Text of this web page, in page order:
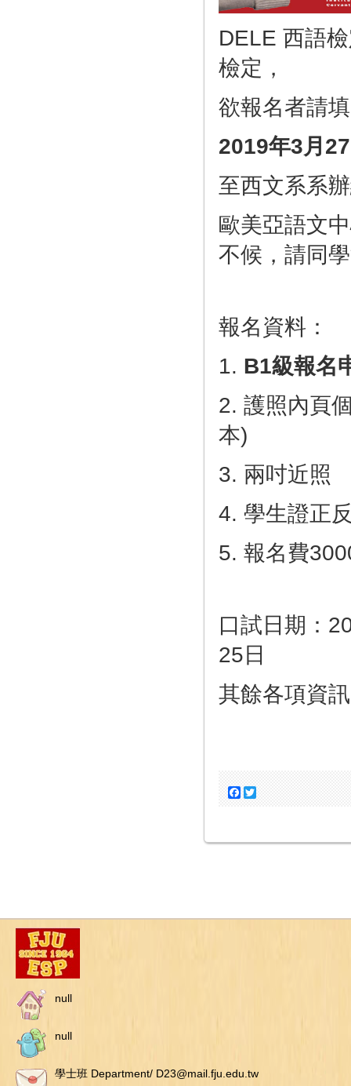
DELE 西語
檢定，
欲報名者請
2019年3月
至西文系系
歐美亞語文
不候，請同
報名資料：
1. B1級報名
2. 護照內頁
本)
3. 兩吋近照
4. 學生證正
5. 報名費
口試日期：
25日
其餘各項資
Facebook
null
null
學士班 Department/ D23@mail.fju.edu.tw